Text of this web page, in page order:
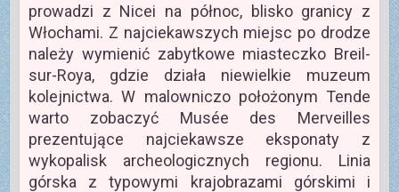
prowadzi z Nicei na północ, blisko granicy z
Włochami. Z najciekawszych miejsc po drodze
należy wymienić zabytkowe miasteczko Breil-
sur-Roya, gdzie działa niewielkie muzeum
kolejnictwa. W malowniczo położonym Tende
warto zobaczyć Musée des Merveilles
prezentujące najciekawsze eksponaty z
wykopalisk archeologicznych regionu. Linia
górska z typowymi krajobrazami górskimi i